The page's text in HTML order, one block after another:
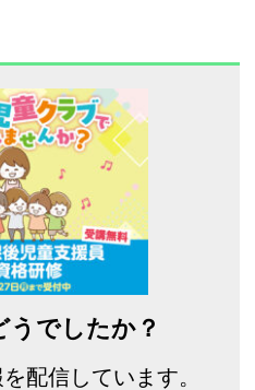
うでしたか？
配信しています。